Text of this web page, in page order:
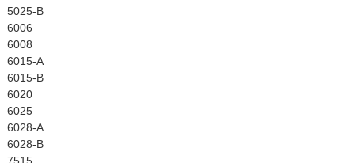
5025-B
6006
6008
6015-A
6015-B
6020
6025
6028-A
6028-B
7515